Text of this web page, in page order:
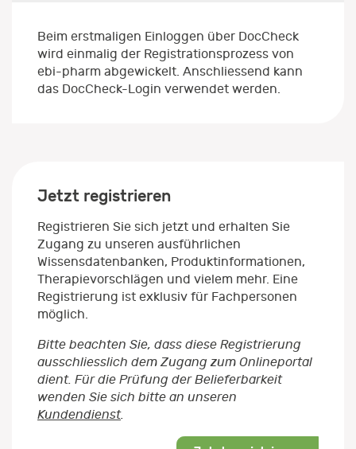
Beim erstmaligen Einloggen über DocCheck
wird einmalig der Registrationsprozess von
ebi-pharm abgewickelt. Anschliessend kann
das DocCheck-Login verwendet werden.
Jetzt registrieren
Registrieren Sie sich jetzt und erhalten Sie
Zugang zu unseren ausführlichen
Wissensdatenbanken, Produktinformationen,
Therapievorschlägen und vielem mehr. Eine
Registrierung ist exklusiv für Fachpersonen
möglich.
Bitte beachten Sie, dass diese Registrierung
ausschliesslich dem Zugang zum Onlineportal
dient. Für die Prüfung der Belieferbarkeit
wenden Sie sich bitte an unseren
Kundendienst.